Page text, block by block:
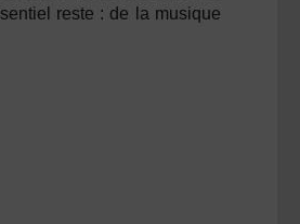
reste : de la musique